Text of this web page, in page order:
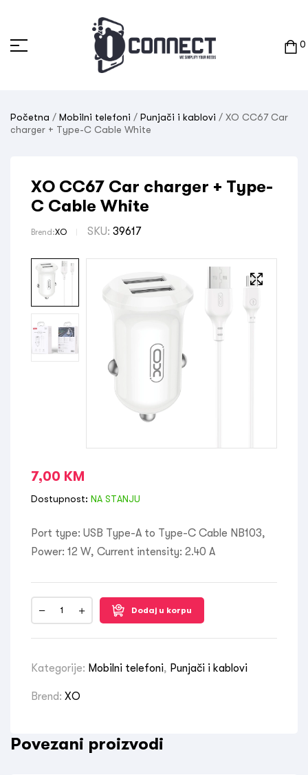
0
Početna / Mobilni telefoni / Punjači i kablovi / XO CC67 Car
charger + Type-C Cable White
XO CC67 Car charger + Type-
C Cable White
Brend:XO SKU: 39617
7,00 KM
Dostupnost: NA STANJU
Port type: USB Type-A to Type-C Cable NB103,
Power: 12 W, Current intensity: 2.40 A
Dodaj u korpu
Kategorije: Mobilni telefoni, Punjači i kablovi
Brend: XO
Povezani proizvodi